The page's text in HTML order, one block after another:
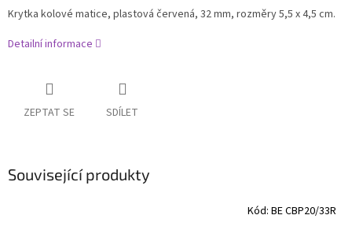
Krytka kolové matice, plastová červená, 32 mm, rozměry 5,5 x 4,5 cm.
Detailní informace
ZEPTAT SE SDÍLET
Související produkty
Kód: BE CBP20/33R